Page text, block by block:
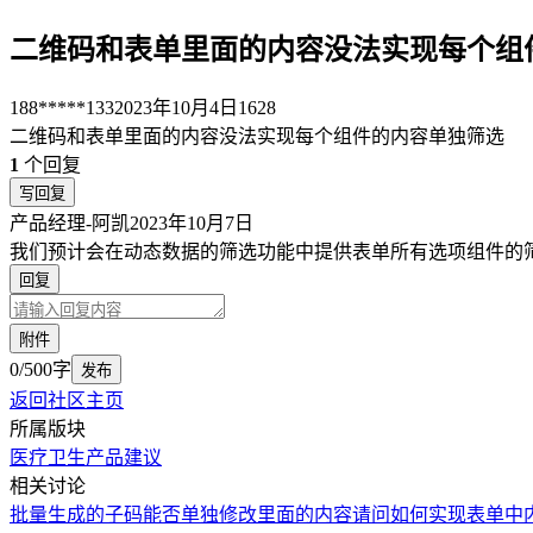
二维码和表单里面的内容没法实现每个
188*****1332023年10月4日 1628
二维码和表单里面的内容没法实现每个组件的内容单独筛选
1 个回复
写回复
产品经理-阿凯2023年10月7日
我们预计会在动态数据的筛选功能中提供表单所有选项组件
回复
附件
0/500字 发布
返回社区主页
所属版块
医疗卫生产品建议
相关讨论
批量生成的子码能否单独修改里面的内容请问如何实现表单中